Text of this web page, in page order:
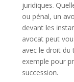
juridiques.
ou pénal, un
devant les
avocat peut
avec le droit du
exemple pour
succession.